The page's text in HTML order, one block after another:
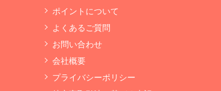
ポイントについて
よくあるご質問
お問い合わせ
会社概要
プライバシーポリシー